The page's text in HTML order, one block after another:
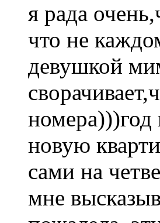
я рада
что не
девушкой
номера)))год
новую
сами на
мне